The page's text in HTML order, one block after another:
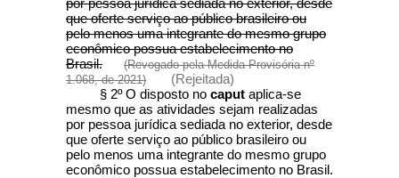
por pessoa jurídica sediada no exterior, desde
que oferte serviço ao público brasileiro ou
pelo menos uma integrante do mesmo grupo
econômico possua estabelecimento no
Brasil.
(Revogado pela Medida Provisória nº
1.068, de 2021)
(Rejeitada)
§ 2º O disposto no caput aplica-se
mesmo que as atividades sejam realizadas
por pessoa jurídica sediada no exterior, desde
que oferte serviço ao público brasileiro ou
pelo menos uma integrante do mesmo grupo
econômico possua estabelecimento no Brasil.